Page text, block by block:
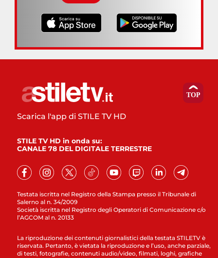
Testata iscritta nel Registro della Stampa presso il Tribunale di
Salerno al n. 34/2009
Società iscritta nel Registro degli Operatori di Comunicazione c/o
l’AGCOM al n. 20133
Scarica l'app di STILE TV HD
STILE TV HD in onda su:
CANALE 78 DEL DIGITALE TERRESTRE
La riproduzione dei contenuti giornalistici della testata STILETV è
riservata. Pertanto, è vietata la riproduzione e l’uso, anche parziale,
di testi, fotografie, contenuti audio/video, filmati, loghi, grafiche